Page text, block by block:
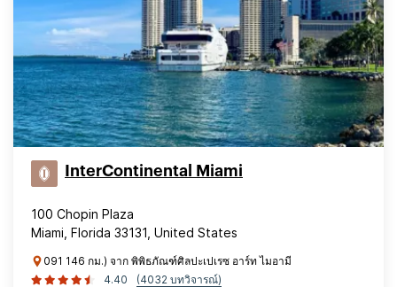
InterContinental Miami
100 Chopin Plaza
Miami, Florida 33131, United States
091 146 กม.) จาก พิพิธภัณฑ์ศิลปะเปเรซ อาร์ท ไมอามี
4.40
(4032 บทวิจารณ์)